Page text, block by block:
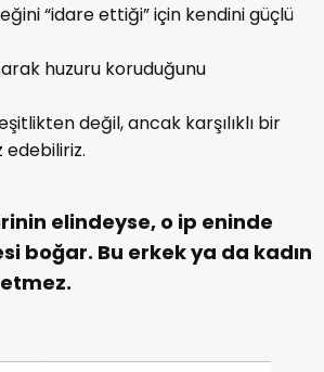
“idare ettiği” için kendini güçlü
huzuru koruduğunu
değil, ancak karşılıklı bir
elindeyse, o ip eninde
boğar. Bu erkek ya da kadın